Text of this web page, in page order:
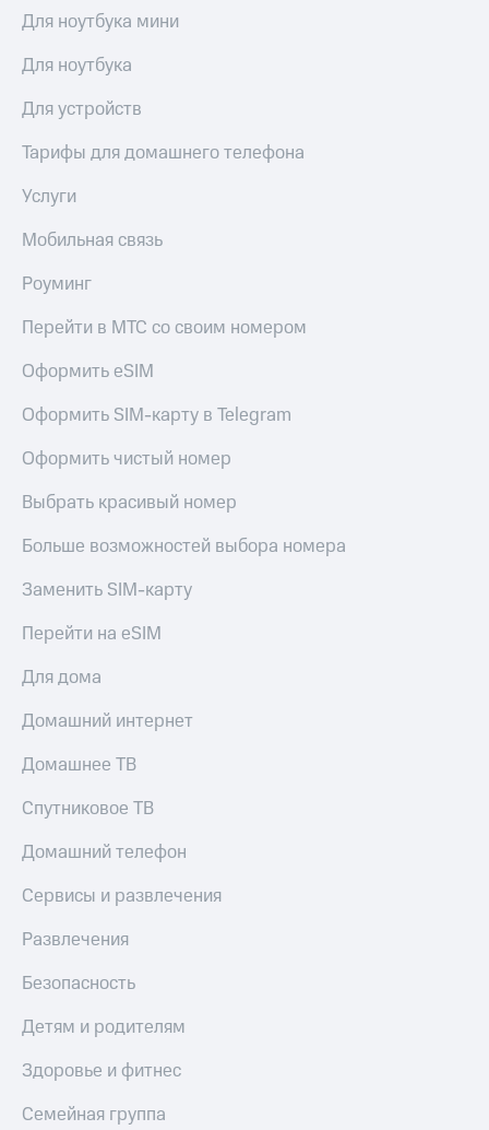
Для ноутбука мини
Для ноутбука
Для устройств
Тарифы для домашнего телефона
Услуги
Мобильная связь
Роуминг
Перейти в МТС со своим номером
Оформить eSIM
Оформить SIM-карту в Telegram
Оформить чистый номер
Выбрать красивый номер
Больше возможностей выбора номера
Заменить SIM-карту
Перейти на eSIM
Для дома
Домашний интернет
Домашнее ТВ
Спутниковое ТВ
Домашний телефон
Сервисы и развлечения
Развлечения
Безопасность
Детям и родителям
Здоровье и фитнес
Семейная группа